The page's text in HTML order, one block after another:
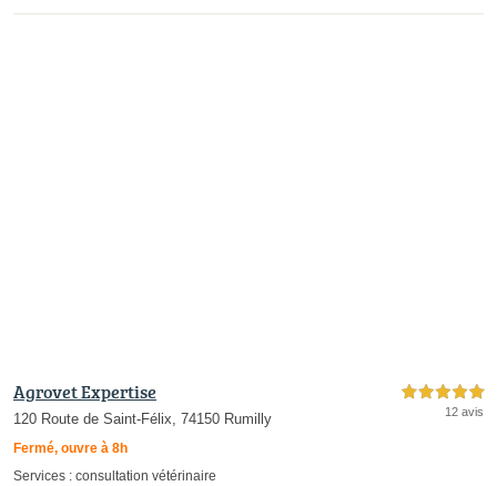
Agrovet Expertise
120 Route de Saint-Félix, 74150 Rumilly
Fermé, ouvre à 8h
5,0 étoiles sur 5
12 avis
Services : consultation vétérinaire